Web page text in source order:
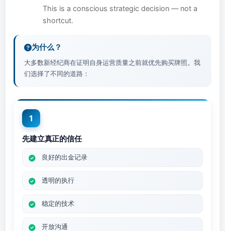
This is a conscious strategic decision — not a
shortcut.
为什么？
大多数新经纪商在证明自身运营质量之前就优先购买牌照。我
们选择了不同的道路：
1
先建立真正的信任
良好的出金记录
透明的执行
稳定的技术
开放沟通